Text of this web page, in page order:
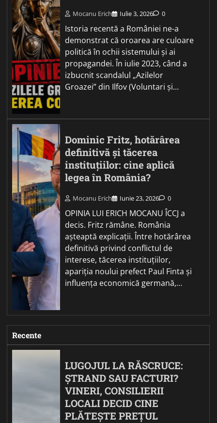
Mocanu Erich Iulie 3, 2026 0
Istoria recentă a României ne-a
demonstrat că oroarea are culoare
politică în ochii sistemului și ai
propagandei. În iulie 2023, când a
izbucnit scandalul „Azilelor
Groazei” din Ilfov (Voluntari și…
Dominic Fritz, hotărârea
definitivă și tăcerea
instituțiilor: cine aplică
legea în România?
Mocanu Erich Iunie 23, 2026 0
OPINIA LUI ERICH MOCANU ÎCCJ a
decis. Fritz rămâne. România
așteaptă explicații. Între hotărârea
definitivă privind conflictul de
interese, tăcerea instituțiilor,
apariția noului prefect Paul Finta și
influența economică germană,…
Recente
LUGOJUL LA RĂSCRUCE:
ȘTRAND SAU FACTURI?
VINERI, CONSILIERII
LOCALI DECID CINE
PLĂTEȘTE PREȚUL